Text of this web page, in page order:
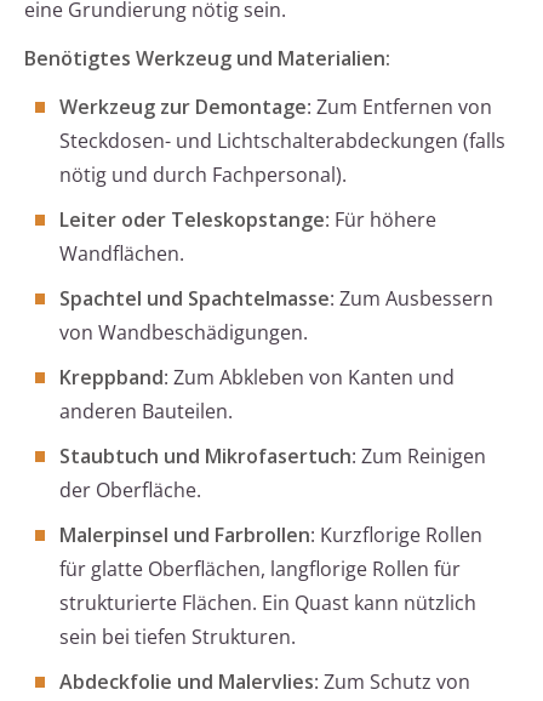
eine Grundierung nötig sein.
Benötigtes Werkzeug und Materialien:
Werkzeug zur Demontage: Zum Entfernen von
Steckdosen- und Lichtschalterabdeckungen (falls
nötig und durch Fachpersonal).
Leiter oder Teleskopstange: Für höhere
Wandflächen.
Spachtel und Spachtelmasse: Zum Ausbessern
von Wandbeschädigungen.
Kreppband: Zum Abkleben von Kanten und
anderen Bauteilen.
Staubtuch und Mikrofasertuch: Zum Reinigen
der Oberfläche.
Malerpinsel und Farbrollen: Kurzflorige Rollen
für glatte Oberflächen, langflorige Rollen für
strukturierte Flächen. Ein Quast kann nützlich
sein bei tiefen Strukturen.
Abdeckfolie und Malervlies: Zum Schutz von